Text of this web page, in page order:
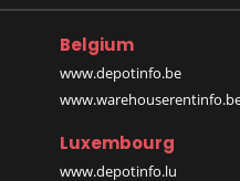
Belgium
www.depotinfo.be
Luxembourg
www.depotinfo.lu